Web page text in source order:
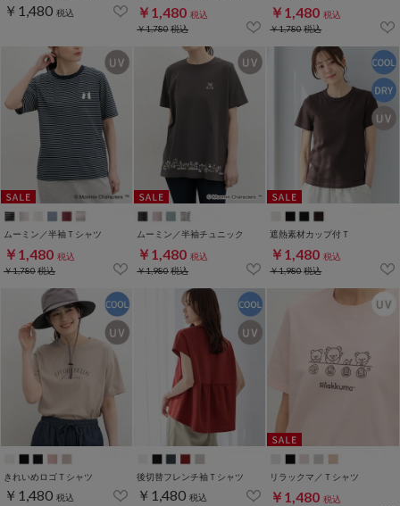
￥1,480 税込 ￥1,480 税込
￥1,780税込
￥1,480 税込
￥1,780税込
ムーミン／半袖Ｔシャツ
￥1,480 税込
￥1,780税込
ムーミン／半袖チュニック
￥1,480 税込
￥1,980税込
遮熱素材カップ付Ｔ
￥1,480 税込
￥1,980税込
きれいめロゴＴシャツ
￥1,480 税込
後切替フレンチ袖Ｔシャツ
￥1,480 税込
リラックマ／Ｔシャツ
￥1,480 税込